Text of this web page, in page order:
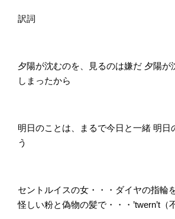
訳詞
夕陽が沈むのを、見るのは嫌だ 夕陽が
しまったから
明日のことは、まるで今日と一緒 明日
う
セントルイスの女・・・ダイヤの指輪
怪しい粉と偽物の髪で・・・’twern’t（